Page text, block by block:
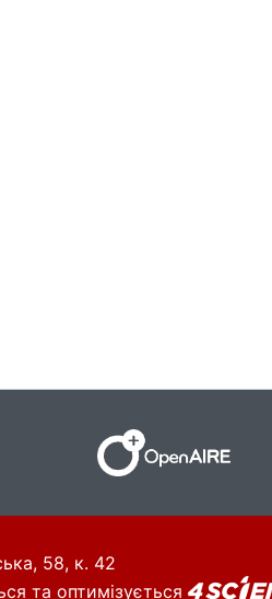
58, к. 42
та оптимізується